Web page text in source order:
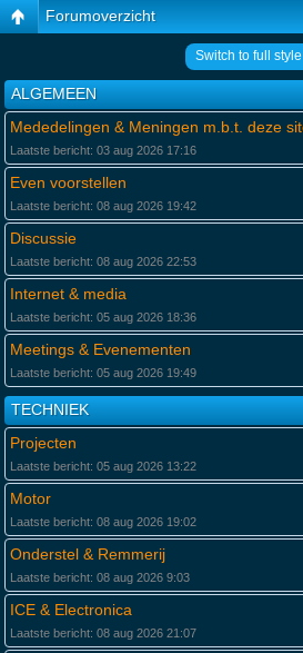
Forumoverzicht
Switch to full style
ALGEMEEN
Mededelingen & Meningen m.b.t. deze
Laatste bericht: 03 aug 2026 17:16
Even voorstellen
Laatste bericht: 08 aug 2026 19:42
Discussie
Laatste bericht: 08 aug 2026 22:53
Internet & media
Laatste bericht: 05 aug 2026 18:36
Meetings & Evenementen
Laatste bericht: 05 aug 2026 19:49
TECHNIEK
Projecten
Laatste bericht: 05 aug 2026 13:22
Motor
Laatste bericht: 08 aug 2026 19:02
Onderstel & Remmerij
Laatste bericht: 08 aug 2026 9:03
ICE & Electronica
Laatste bericht: 08 aug 2026 21:07